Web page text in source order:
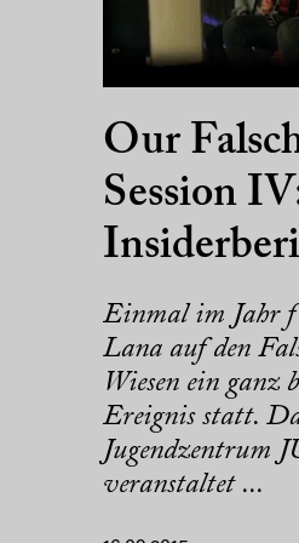
Our
Session
Einmal im Jahr
Lana auf den
Wiesen ein ganz
Ereignis statt.
Jugendzentrum
veranstaltet ...